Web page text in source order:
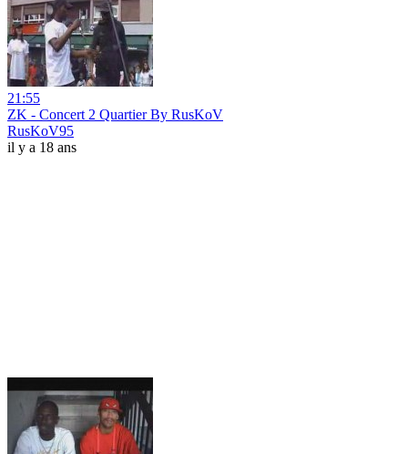
21:55
ZK - Concert 2 Quartier By RusKoV
RusKoV95
il y a 18 ans